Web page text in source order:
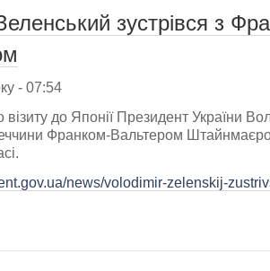
зустрівся з
- 07:54
до Японії Президент України
Франком-Вальтером
news/volodimir-zelenskij-